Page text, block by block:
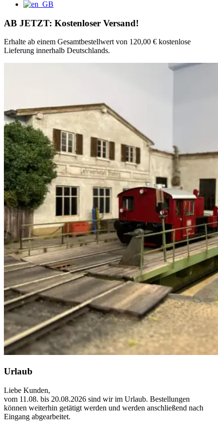
AB JETZT: Kostenloser Versand!
Erhalte ab einem Gesamtbestellwert von 120,00 € kostenlose
Lieferung innerhalb Deutschlands.
Urlaub
Liebe Kunden,
vom 11.08. bis 20.08.2026 sind wir im Urlaub. Bestellungen
können weiterhin getätigt werden und werden anschließend nach
Eingang abgearbeitet.